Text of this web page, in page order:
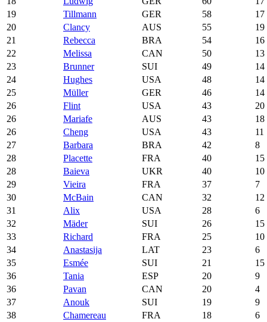
19
Tillmann GER 58
17
20
Clancy AUS 55
19
21
Rebecca BRA 54
16
22
Melissa CAN 50
13
23
Brunner SUI 49
14
24
Hughes USA 48
14
25
Müller GER 46
14
26
Flint USA 43
20
26
Mariafe AUS 43
18
26
Cheng USA 43
11
27
Barbara BRA 42
8
28
Placette FRA 40
15
28
Baieva UKR 40
10
29
Vieira FRA 37
7
30
McBain CAN 32
12
31
Alix USA 28
6
32
Mäder SUI 26
15
33
Richard FRA 25
10
34
Anastasija LAT 23
6
35
Esmée SUI 21
15
36
Tania ESP 20
9
36
Pavan CAN 20
4
37
Anouk SUI 19
9
38
Chamereau FRA 18
6